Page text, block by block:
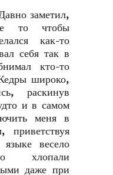
заметил,
то чтобы
как-то
себя так в
кто-то
широко,
раскинув
и в самом
меня в
приветствуя
весело
хлопали
даже при